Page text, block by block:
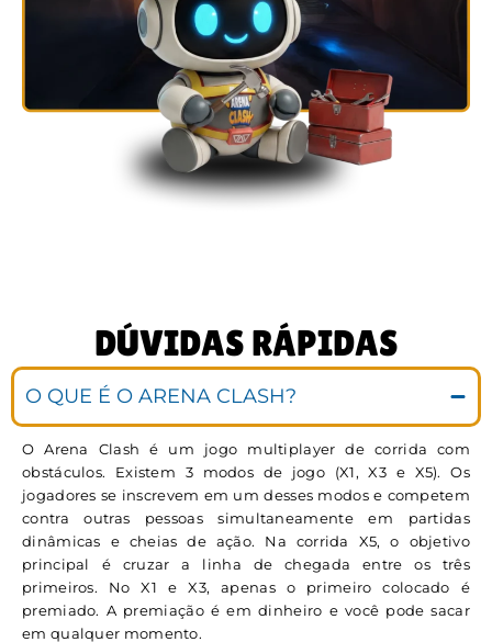
DÚVIDAS RÁPIDAS
O QUE É O ARENA CLASH?
O Arena Clash é um jogo multiplayer de corrida com
obstáculos. Existem 3 modos de jogo (X1, X3 e X5). Os
jogadores se inscrevem em um desses modos e competem
contra outras pessoas simultaneamente em partidas
dinâmicas e cheias de ação. Na corrida X5, o objetivo
principal é cruzar a linha de chegada entre os três
primeiros. No X1 e X3, apenas o primeiro colocado é
premiado. A premiação é em dinheiro e você pode sacar
em qualquer momento.